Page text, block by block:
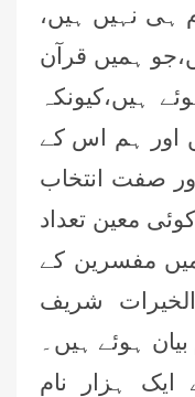
ہی نہیں ہیں،
ہمیں قرآن
ہیں،کیونکہ
اور ہم اس کے
صفت انتخاب
معین تعداد
مفسرین کے
شریف
پاک کے 201 نام بیان ہوئے ہیں۔
ایک ہزار نام